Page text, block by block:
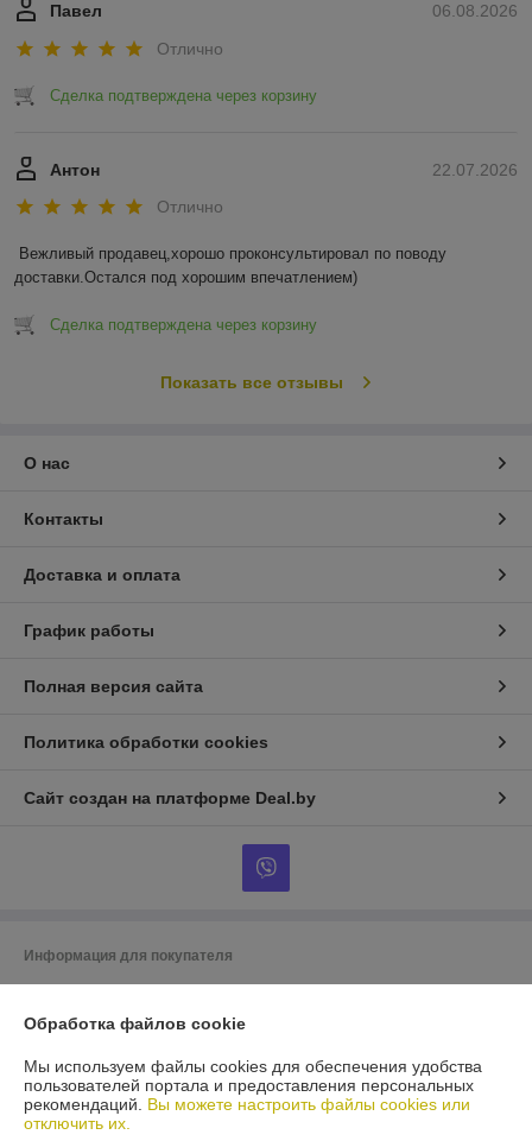
06.08.2026
Павел
Отлично
Сделка подтверждена через корзину
22.07.2026
Антон
Отлично
Вежливый продавец,хорошо проконсультировал по поводу
доставки.Остался под хорошим впечатлением)
Сделка подтверждена через корзину
Показать все отзывы
О нас
Контакты
Доставка и оплата
График работы
Полная версия сайта
Политика обработки cookies
Сайт создан на платформе Deal.by
Информация для покупателя
220101, г. Минск, ул. Малинина, д. 34, кв. 122
Регистрационный номер ЕГР: 192275324
УНП: 192275324
Обработка файлов cookie
Мы используем файлы cookies для обеспечения удобства
пользователей портала и предоставления персональных
рекомендаций. Вы можете настроить файлы cookies или
отключить их.